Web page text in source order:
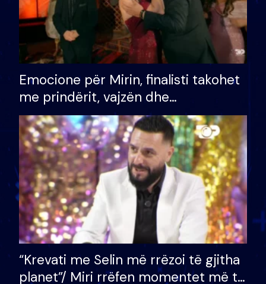
Emocione për Mirin, finalisti takohet
me prindërit, vajzën dhe
bashkëshorten: S’kemi ndonjë letër
divorci apo jo?
“Krevati me Selin më rrëzoi të gjitha
planet”/ Miri rrëfen momentet më të